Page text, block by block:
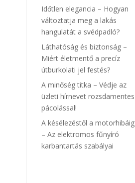
Időtlen elegancia – Hogyan
változtatja meg a lakás
hangulatát a svédpadló?
Láthatóság és biztonság –
Miért életmentő a precíz
útburkolati jel festés?
A minőség titka – Védje az
üzleti hírnevet rozsdamentes
pácolással!
A késélezéstől a motorhibáig
– Az elektromos fűnyíró
karbantartás szabályai